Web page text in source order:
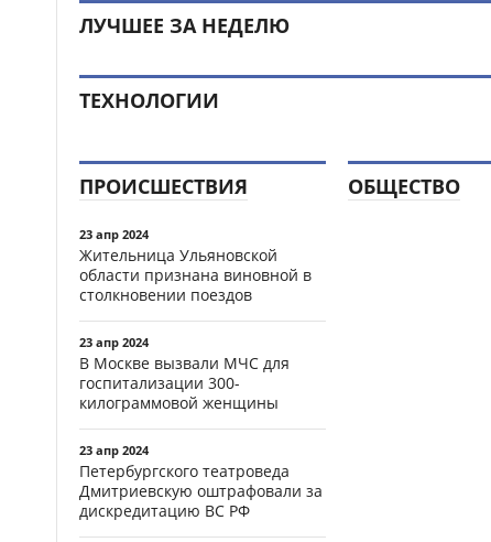
ЛУЧШЕЕ ЗА НЕДЕЛЮ
ТЕХНОЛОГИИ
ПРОИСШЕСТВИЯ
23 апр 2024
Жительница Ульяновской
области признана виновной в
столкновении поездов
23 апр 2024
В Москве вызвали МЧС для
госпитализации 300-
килограммовой женщины
23 апр 2024
Петербургского театроведа
Дмитриевскую оштрафовали за
дискредитацию ВС РФ
ОБЩЕСТВО